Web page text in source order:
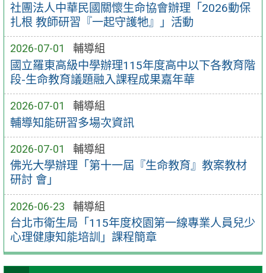
社團法人中華民國關懷生命協會辦理「2026動保
扎根 教師研習『一起守護牠』」活動
2026-07-01 輔導組
國立羅東高級中學辦理115年度高中以下各教育階
段-生命教育議題融入課程成果嘉年華
2026-07-01 輔導組
輔導知能研習多場次資訊
2026-07-01 輔導組
佛光大學辦理「第十一屆『生命教育』教案教材
研討 會」
2026-06-23 輔導組
台北市衛生局「115年度校園第一線專業人員兒少
心理健康知能培訓」課程簡章